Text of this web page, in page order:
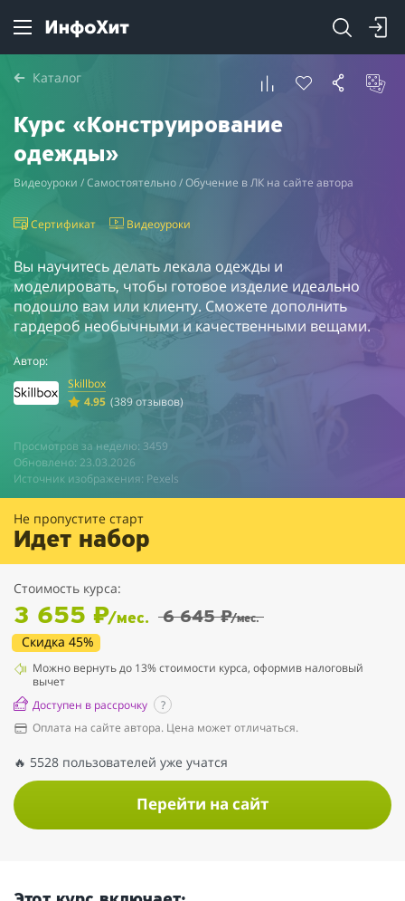
Каталог
Курс «Конструирование
одежды»
Видеоуроки / Самостоятельно / Обучение в ЛК на сайте автора
Сертификат Видеоуроки
Вы научитесь делать лекала одежды и
моделировать, чтобы готовое изделие идеально
подошло вам или клиенту. Сможете дополнить
гардероб необычными и качественными вещами.
Автор:
Skillbox
4.95 (389 отзывов)
Просмотров за неделю: 3459
Обновлено: 23.03.2026
Источник изображения: Pexels
Не пропустите старт
Идет набор
Стоимость курса:
3 655 ₽/мес. 6 645 ₽/мес.
Скидка 45%
Можно вернуть до 13% стоимости курса, оформив налоговый
вычет
Доступен в рассрочку
?
Оплата на сайте автора. Цена может отличаться.
🔥 5528 пользователей уже учатся
Перейти на сайт